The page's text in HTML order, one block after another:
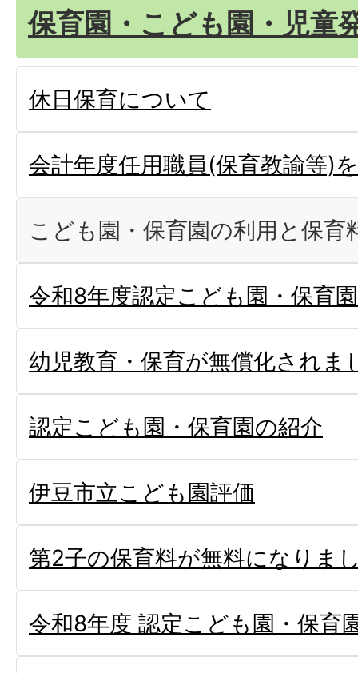
保育園・こども園・児童
休日保育について
会計年度任用職員(保育教諭等)
こども園・保育園の利用と保育
令和8年度認定こども園・保育
幼児教育・保育が無償化されま
認定こども園・保育園の紹介
伊豆市立こども園評価
第2子の保育料が無料になりま
令和8年度 認定こども園・保育